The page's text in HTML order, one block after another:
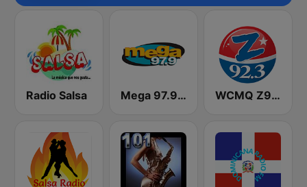
Radio Salsa Mega 97.9 FM WCMQ Z92 / Zeta 92.3